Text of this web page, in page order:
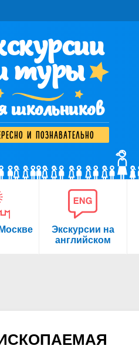
туры
школьников
и познавательно
Экскурсии на
английском